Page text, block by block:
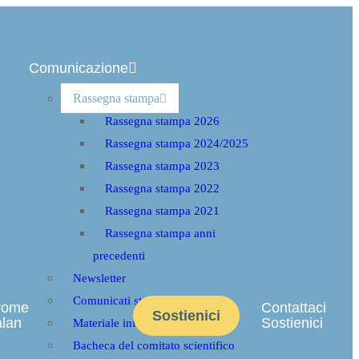
Comunicazione
Rassegna stampa
Rassegna stampa 2026
Rassegna stampa 2024/2025
Rassegna stampa 2023
Rassegna stampa 2022
Rassegna stampa 2021
Rassegna stampa anni
precedenti
Newsletter
Comunicati stampa
Materiale informativo
Bacheca del comitato scientifico
Contattaci
Sostienici
Sostienici